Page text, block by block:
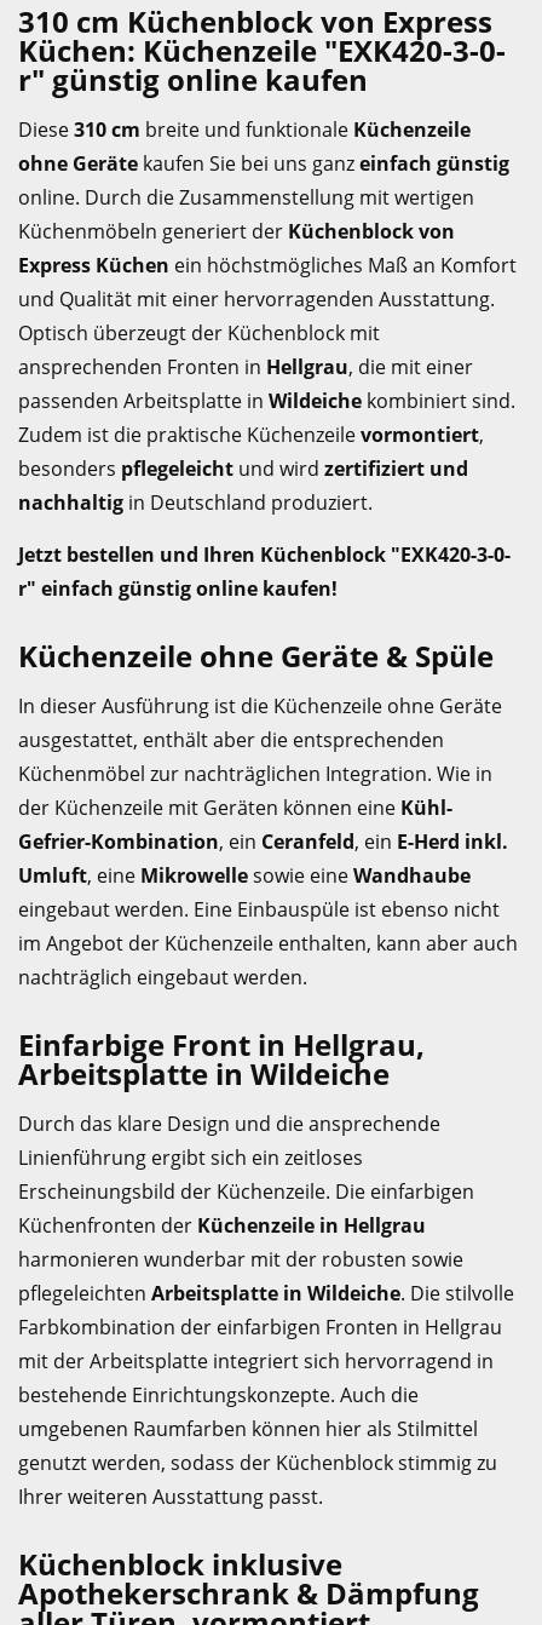
310 cm Küchenblock von Express
Küchen: Küchenzeile "EXK420-3-0-
r" günstig online kaufen
Diese310 cm breite und funktionale Küchenzeile
ohne Geräte kaufen Sie bei uns ganzeinfach günstig
online. Durch die Zusammenstellung mit wertigen
Küchenmöbeln generiert der Küchenblock von
Express Küchen ein höchstmögliches Maß an Komfort
und Qualität mit einer hervorragenden Ausstattung.
Optisch überzeugt der Küchenblock mit
ansprechenden Fronten in Hellgrau, die mit einer
passenden Arbeitsplatte in Wildeiche kombiniert sind.
Zudem ist die praktische Küchenzeilevormontiert,
besonders pflegeleicht und wird zertifiziert und
nachhaltig in Deutschland produziert.
Jetzt bestellen und Ihren Küchenblock "EXK420-3-0-
r" einfach günstig online kaufen!
Küchenzeile ohne Geräte & Spüle
In dieser Ausführung ist die Küchenzeile ohne Geräte
ausgestattet, enthält aber die entsprechenden
Küchenmöbel zur nachträglichen Integration. Wie in
der Küchenzeile mit Geräten können eine Kühl-
Gefrier-Kombination, ein Ceranfeld, ein E-Herd inkl.
Umluft, eine Mikrowellesowie eineWandhaube
eingebaut werden. Eine Einbauspüle ist ebenso nicht
im Angebot der Küchenzeile enthalten, kann aber auch
nachträglich eingebaut werden.
Einfarbige Front in Hellgrau,
Arbeitsplatte in Wildeiche
Durch das klare Design und die ansprechende
Linienführung ergibt sich ein zeitloses
Erscheinungsbild der Küchenzeile. Die einfarbigen
Küchenfronten der Küchenzeile in Hellgrau
harmonieren wunderbar mit der robusten sowie
pflegeleichten Arbeitsplatte in Wildeiche. Die stilvolle
Farbkombination der einfarbigen Fronten in Hellgrau
mit der Arbeitsplatte integriert sich hervorragend in
bestehende Einrichtungskonzepte. Auch die
umgebenen Raumfarben können hier als Stilmittel
genutzt werden, sodass der Küchenblock stimmig zu
Ihrer weiteren Ausstattung passt.
Küchenblock inklusive
Apothekerschrank & Dämpfung